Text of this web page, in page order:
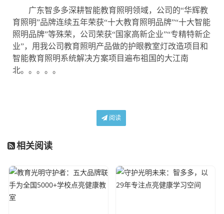
广东智多多深耕智能教育照明领域，公司的“华辉教
育照明”品牌连续五年荣获“十大教育照明品牌”“十大智能
照明品牌”等殊荣，公司荣获“国家高新企业”“专精特新企
业”，用我公司教育照明产品做的护眼教室灯改造项目和
智能教育照明系统解决方案项目遍布祖国的大江南
北。。。。。
阅读
相关阅读